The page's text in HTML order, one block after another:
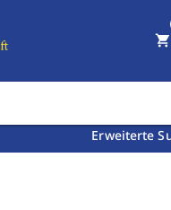
Erweiterte
shopping_cart